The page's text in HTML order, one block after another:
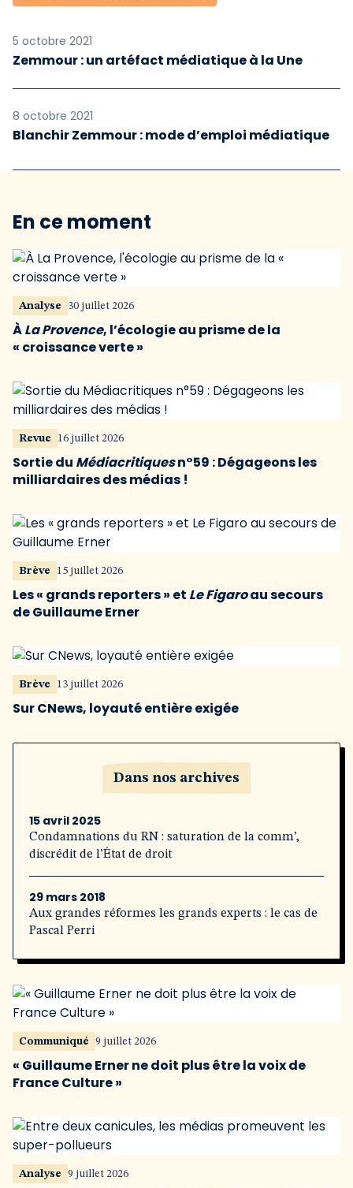
5 octobre 2021
Zemmour : un artéfact médiatique à la Une
8 octobre 2021
Blanchir Zemmour : mode d’emploi médiatique
En ce moment
Analyse 30 juillet 2026
ÀLa Provence, l’écologie au prisme de la
« croissance verte »
Revue 16 juillet 2026
Sortie du Médiacritiquesn°59 : Dégageons les
milliardaires des médias !
Brève 15 juillet 2026
Les « grands reporters » et Le Figaroau secours
de Guillaume Erner
Brève 13 juillet 2026
Sur CNews, loyauté entière exigée
Dans nos archives
15 avril 2025
Condamnations du RN : saturation de la comm’,
discrédit de l’État de droit
29 mars 2018
Aux grandes réformes les grands experts : le cas de
Pascal Perri
Communiqué 9 juillet 2026
« Guillaume Erner ne doit plus être la voix de
France Culture »
Analyse 9 juillet 2026